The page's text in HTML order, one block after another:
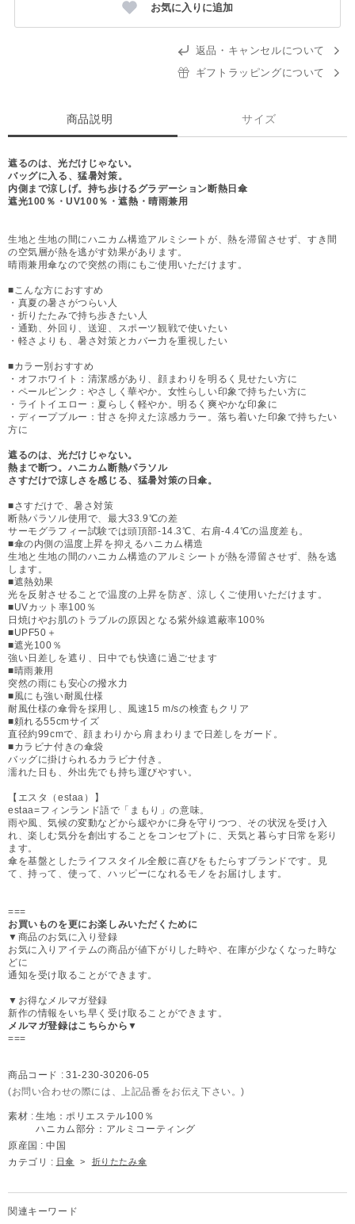
お気に入りに追加
返品・キャンセルについて
ギフトラッピングについて
商品説明 サイズ
遮るのは、光だけじゃない。
バッグに入る、猛暑対策。
内側まで涼しげ。持ち歩けるグラデーション断熱日傘
遮光100％・UV100％・遮熱・晴雨兼用
生地と生地の間にハニカム構造アルミシートが、熱を滞留させず、すき間
の空気層が熱を逃がす効果があります。
晴雨兼用傘なので突然の雨にもご使用いただけます。
■こんな方におすすめ
・真夏の暑さがつらい人
・折りたたみで持ち歩きたい人
・通勤、外回り、送迎、スポーツ観戦で使いたい
・軽さよりも、暑さ対策とカバー力を重視したい
■カラー別おすすめ
・オフホワイト：清潔感があり、顔まわりを明るく見せたい方に
・ペールピンク：やさしく華やか。女性らしい印象で持ちたい方に
・ライトイエロー：夏らしく軽やか。明るく爽やかな印象に
・ディープブルー：甘さを抑えた涼感カラー。落ち着いた印象で持ちたい
方に
遮るのは、光だけじゃない。
熱まで断つ。ハニカム断熱パラソル
さすだけで涼しさを感じる、猛暑対策の日傘。
■さすだけで、暑さ対策
断熱パラソル使用で、最大33.9℃の差
サーモグラフィー試験では頭頂部-14.3℃、右肩-4.4℃の温度差も。
■傘の内側の温度上昇を抑えるハニカム構造
生地と生地の間のハニカム構造のアルミシートが熱を滞留させず、熱を逃
します。
■遮熱効果
光を反射させることで温度の上昇を防ぎ、涼しくご使用いただけます。
■UVカット率100％
日焼けやお肌のトラブルの原因となる紫外線遮蔽率100%
■UPF50＋
■遮光100％
強い日差しを遮り、日中でも快適に過ごせます
■晴雨兼用
突然の雨にも安心の撥水力
■風にも強い耐風仕様
耐風仕様の傘骨を採用し、風速15 m/sの検査もクリア
■頼れる55cmサイズ
直径約99cmで、顔まわりから肩まわりまで日差しをガード。
■カラビナ付きの傘袋
バッグに掛けられるカラビナ付き。
濡れた日も、外出先でも持ち運びやすい。
【エスタ（estaa）】
estaa=フィンランド語で「まもり」の意味。
雨や風、気候の変動などから緩やかに身を守りつつ、その状況を受け入
れ、楽しむ気分を創出することをコンセプトに、天気と暮らす日常を彩り
ます。
傘を基盤としたライフスタイル全般に喜びをもたらすブランドです。見
て、持って、使って、ハッピーになれるモノをお届けします。
===
お買いものを更にお楽しみいただくために
▼商品のお気に入り登録
お気に入りアイテムの商品が値下がりした時や、在庫が少なくなった時な
どに
通知を受け取ることができます。
▼お得なメルマガ登録
新作の情報をいち早く受け取ることができます。
メルマガ登録はこちらから▼
===
商品コード : 31-230-30206-05
(お問い合わせの際には、上記品番をお伝え下さい。)
素材 : 生地：ポリエステル100％
ハニカム部分：アルミコーティング
原産国 : 中国
カテゴリ : 日傘 > 折りたたみ傘
関連キーワード